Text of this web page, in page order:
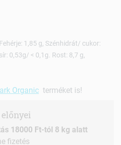
1,85 g, Szénhidrát/ cukor:
0,53g/ < 0,1g. Rost: 8,7 g,
Organic terméket is!
18000 Ft-tól 8 kg alatt
fizetés